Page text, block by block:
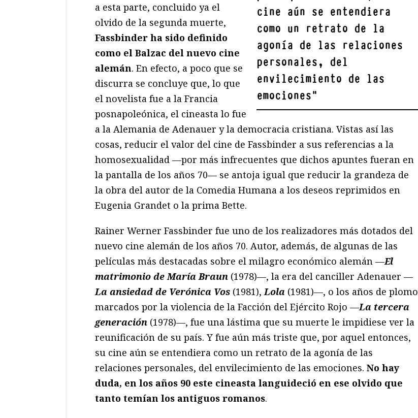
cine aún se entendiera
como un retrato de la
agonía de las relaciones
personales, del
envilecimiento de las
emociones"
a esta parte, concluido ya el
olvido de la segunda muerte,
Fassbinder ha sido definido
como el Balzac del nuevo cine
alemán. En efecto, a poco que se
discurra se concluye que, lo que
el novelista fue a la Francia
posnapoleónica, el cineasta lo fue
a la Alemania de Adenauer y la democracia cristiana. Vistas así las
cosas, reducir el valor del cine de Fassbinder a sus referencias a la
homosexualidad —por más infrecuentes que dichos apuntes fueran en
la pantalla de los años 70— se antoja igual que reducir la grandeza de
la obra del autor de la Comedia Humana a los deseos reprimidos en
Eugenia Grandet o la prima Bette.
Rainer Werner Fassbinder fue uno de los realizadores más dotados del
nuevo cine alemán de los años 70. Autor, además, de algunas de las
películas más destacadas sobre el milagro económico alemán —El
matrimonio de María Braun (1978)—, la era del canciller Adenauer —
La ansiedad de Verónica Vos (1981), Lola (1981)—, o los años de plomo
marcados por la violencia de la Facción del Ejército Rojo —La tercera
generación (1978)—, fue una lástima que su muerte le impidiese ver la
reunificación de su país. Y fue aún más triste que, por aquel entonces,
su cine aún se entendiera como un retrato de la agonía de las
relaciones personales, del envilecimiento de las emociones. No hay
duda, en los años 90 este cineasta languideció en ese olvido que
tanto temían los antiguos romanos.